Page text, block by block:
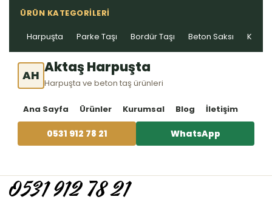
ÜRÜN KATEGORILERI
Harpuşta Parke Taşı Bordür Taşı Beton Saksı Kablo
AH Aktaş Harpuşta
Harpuşta ve beton taş ürünleri
Ana Sayfa Ürünler Kurumsal Blog İletişim
0531 912 78 21 WhatsApp
0531 912 78 21